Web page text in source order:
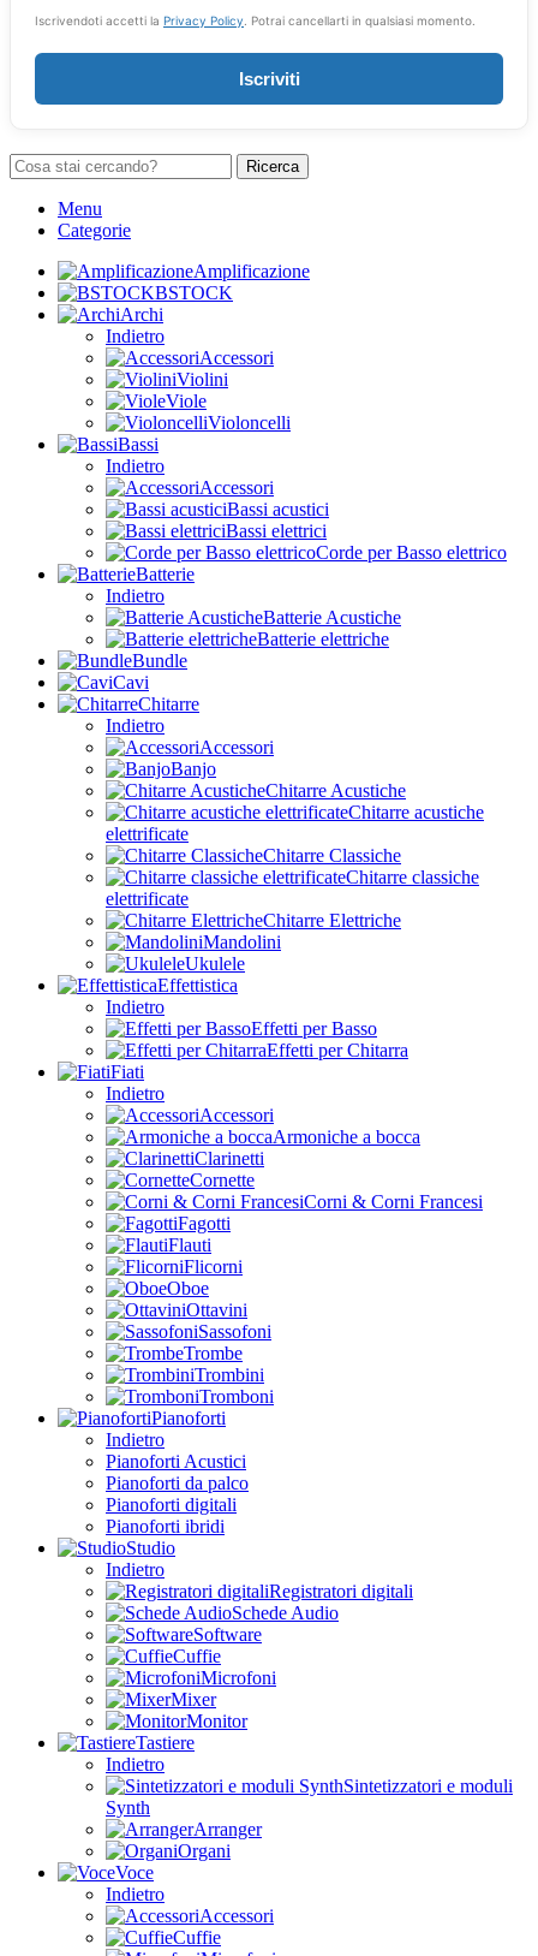
Iscrivendoti accetti la Privacy Policy . Potrai cancellarti in qualsiasi momento.
Iscriviti
Ricerca
Menu
Categorie
Amplificazione
BSTOCK
Archi
Indietro
Accessori
Violini
Viole
Violoncelli
Bassi
Indietro
Accessori
Bassi acustici
Bassi elettrici
Corde per Basso elettrico
Batterie
Indietro
Batterie Acustiche
Batterie elettriche
Bundle
Cavi
Chitarre
Indietro
Accessori
Banjo
Chitarre Acustiche
Chitarre acustiche
elettrificate
Chitarre Classiche
Chitarre classiche
elettrificate
Chitarre Elettriche
Mandolini
Ukulele
Effettistica
Indietro
Effetti per Basso
Effetti per Chitarra
Fiati
Indietro
Accessori
Armoniche a bocca
Clarinetti
Cornette
Corni & Corni Francesi
Fagotti
Flauti
Flicorni
Oboe
Ottavini
Sassofoni
Trombe
Trombini
Tromboni
Pianoforti
Indietro
Pianoforti Acustici
Pianoforti da palco
Pianoforti digitali
Pianoforti ibridi
Studio
Indietro
Registratori digitali
Schede Audio
Software
Cuffie
Microfoni
Mixer
Monitor
Tastiere
Indietro
Sintetizzatori e moduli
Synth
Arranger
Organi
Voce
Indietro
Accessori
Cuffie